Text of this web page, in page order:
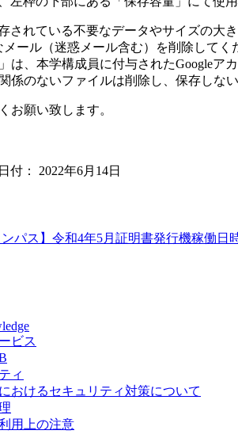
されている不要なデータやサイズの大
ール（迷惑メール含む）を削除してく
、本学構成員に付与されたGoogleアカ
ないファイルは削除し、保存しない
お願い致します。
付： 2022年6月14日
パス】令和4年5月証明書発行機稼働日
ビス
ィ
おけるセキュリティ対策について
用上の注意